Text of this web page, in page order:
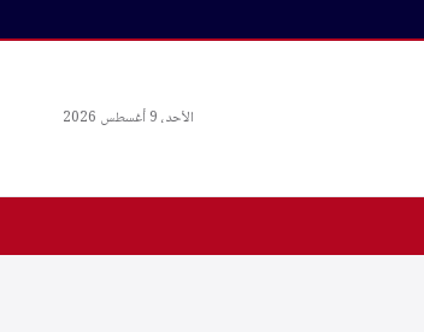
الأحد، 9 أغسطس 2026